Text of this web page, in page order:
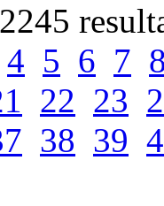
4 5 6 7
22 23
38 39